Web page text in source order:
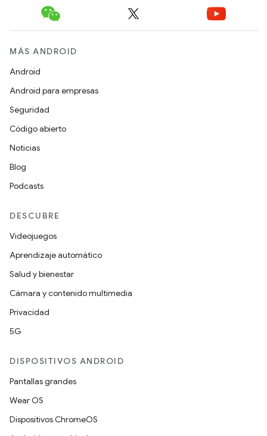
MÁS ANDROID
Android
Android para empresas
Seguridad
Código abierto
Noticias
Blog
Podcasts
DESCUBRE
Videojuegos
Aprendizaje automático
Salud y bienestar
Cámara y contenido multimedia
Privacidad
5G
DISPOSITIVOS ANDROID
Pantallas grandes
Wear OS
Dispositivos ChromeOS